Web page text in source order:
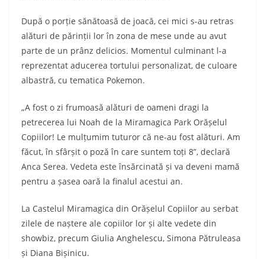
După o porție sănătoasă de joacă, cei mici s-au retras
alături de părinții lor în zona de mese unde au avut
parte de un prânz delicios. Momentul culminant l-a
reprezentat aducerea tortului personalizat, de culoare
albastră, cu tematica Pokemon.
„A fost o zi frumoasă alături de oameni dragi la
petrecerea lui Noah de la Miramagica Park Orășelul
Copiilor! Le mulțumim tuturor că ne-au fost alături. Am
făcut, în sfârșit o poză în care suntem toți 8”, declară
Anca Serea. Vedeta este însărcinată și va deveni mamă
pentru a șasea oară la finalul acestui an.
La Castelul Miramagica din Orășelul Copiilor au serbat
zilele de naștere ale copiilor lor și alte vedete din
showbiz, precum Giulia Anghelescu, Simona Pătruleasa
și Diana Bișinicu.